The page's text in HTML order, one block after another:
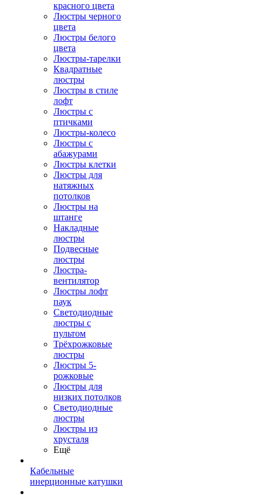
красного цвета
Люстры черного
цвета
Люстры белого
цвета
Люстры-тарелки
Квадратные
люстры
Люстры в стиле
лофт
Люстры с
птичками
Люстры-колесо
Люстры с
абажурами
Люстры клетки
Люстры для
натяжных
потолков
Люстры на
штанге
Накладные
люстры
Подвесные
люстры
Люстра-
вентилятор
Люстры лофт
паук
Светодиодные
люстры с
пультом
Трёхрожковые
люстры
Люстры 5-
рожковые
Люстры для
низких потолков
Cветодиодные
люстры
Люстры из
хрусталя
Ещё
Кабельные
инерционные катушки